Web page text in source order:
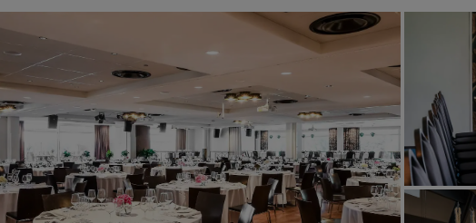
Marken von Radisson Hotels